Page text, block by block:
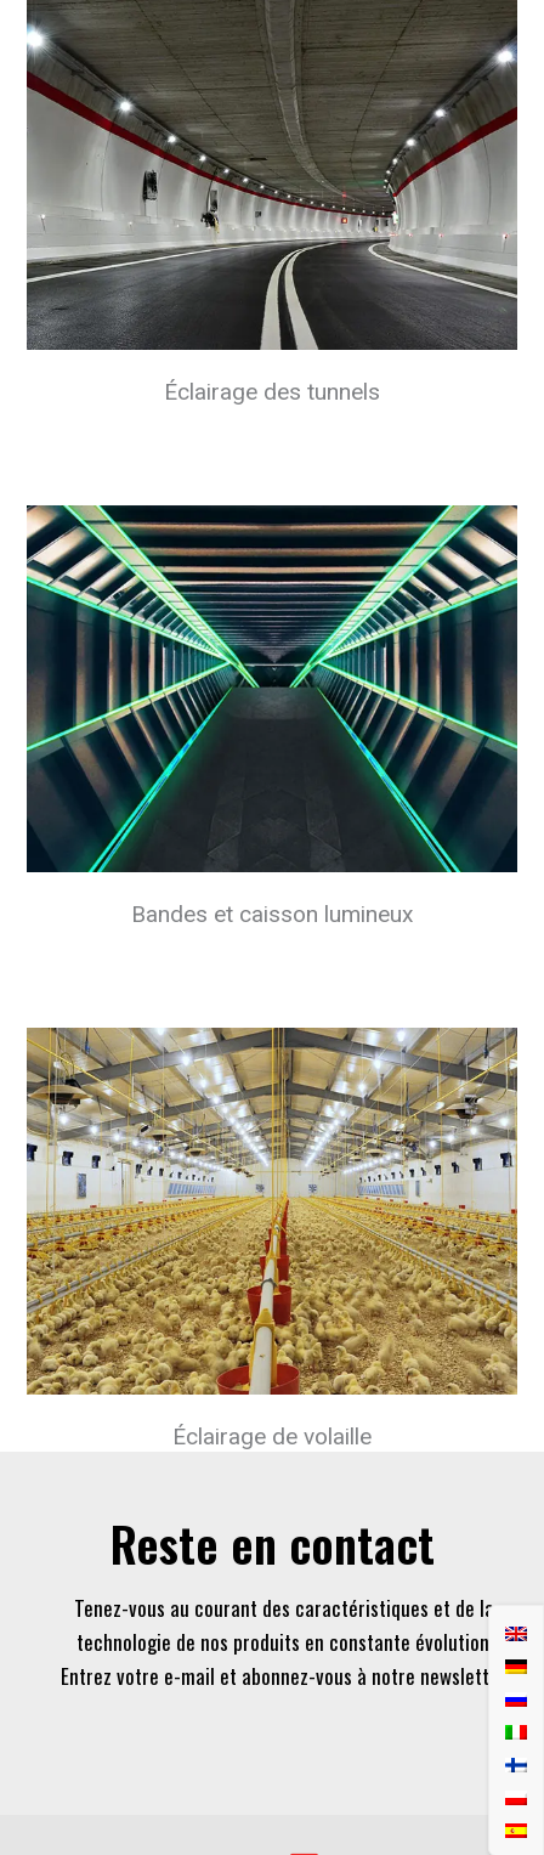
Éclairage des tunnels
Bandes et caisson lumineux
Éclairage de volaille
Reste en contact
Tenez-vous au courant des caractéristiques et de la
technologie de nos produits en constante évolution.
Entrez votre e-mail et abonnez-vous à notre newsletter.